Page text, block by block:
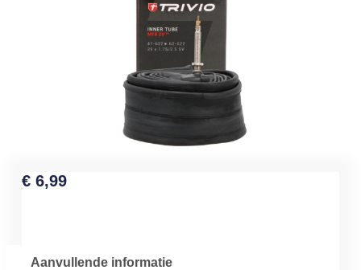
€6,99
Aanvullende informatie